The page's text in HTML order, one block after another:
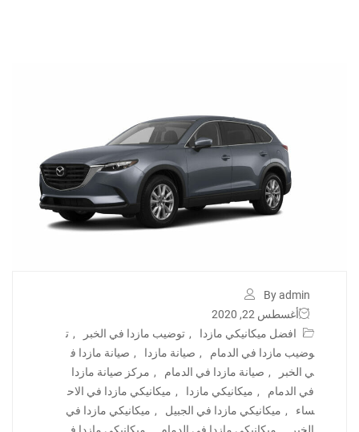
By admin
أغسطس 22, 2020
افضل ميكانيكي مازدا
, توضيب مازدا في الخبر , ت
وضيب مازدا في الدمام
, صيانة مازدا , صيانة مازدا ف
ي الخبر
, صيانة مازدا في الدمام , مركز صيانة مازدا
في الدمام
, ميكانيكي مازدا , ميكانيكي مازدا في الاح
ساء
, ميكانيكي مازدا في الجبيل , ميكانيكي مازدا في